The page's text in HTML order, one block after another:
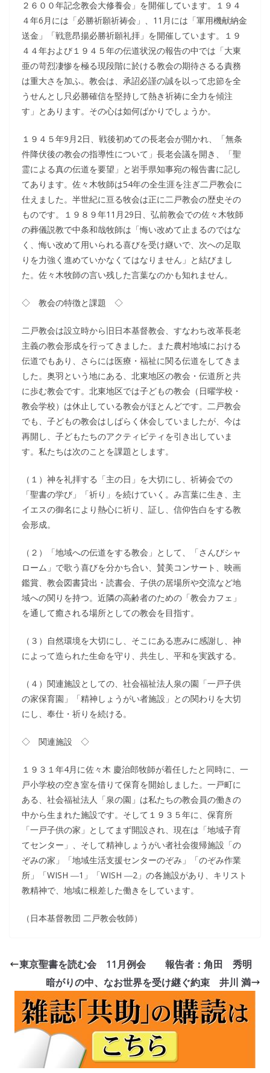
２６００年記念教会大修養会」を開催しています。１９４
４年6月には「必勝祈願祈祷会」、11月には「軍用機献納金
送金」「戦意昂揚必勝祈願礼拝」を開催しています。１９
４４年および１９４５年の伝道状況の報告の中では「大東
亜の苛烈凄惨を極る現段階に於ける教会の期待さるる責務
は重大さを加ふ。教会は、承詔必謹の誠を以って忠節を全
うせんとし只必勝確信を堅持して熱き祈祷に全力を傾注
す」とあります。その心は如何ばかりでしょうか。
１９４５年9月2日、戦後初めての長老会が開かれ、「無条
件降伏後の教会の指導性について」長老会議を開き、「聖
霊による真の伝道を要望」と岩手県知事宛の報告書に記し
てあります。佐々木牧師は54年の全生涯を注ぎ二戸教会に
仕えました。半世紀に亘る牧会は正に二戸教会の歴史その
ものです。１９８９年11月29日、弘前教会での佐々木牧師
の葬儀説教で中条和哉牧師は「悔い改めて止まるのではな
く、悔い改めて用いられる喜びを受け継いで、次への足取
りを力強く進めていかなくてはなりません」と結びまし
た。佐々木牧師の言い残した言葉なのかも知れません。
◇ 教会の特徴と課題 ◇
二戸教会は設立時から旧日本基督教会、すなわち改革長老
主義の教会形成を行ってきました。また農村地域における
伝道でもあり、さらには医療・福祉に関る伝道をしてきま
した。奥羽という地にある、北東地区の教会・伝道所と共
に歩む教会です。北東地区では子どもの教会（日曜学校・
教会学校）は休止している教会がほとんどです。二戸教会
でも、子どもの教会はしばらく休会していましたが、今は
再開し、子どもたちのアクティビティを引き出していま
す。私たちは次のことを課題とします。
（１）神を礼拝する「主の日」を大切にし、祈祷会での
「聖書の学び」「祈り」を続けていく。み言葉に生き、主
イエスの御名により熱心に祈り、証し、信仰告白をする教
会形成。
（２）「地域への伝道をする教会」として、「さんびシャ
ローム」で歌う喜びを分かち合い、賛美コンサート、映画
鑑賞、教会図書貸出・読書会、子供の居場所や交流など地
域への関りを持つ。近隣の高齢者のための「教会カフェ」
を通して癒される場所としての教会を目指す。
（３）自然環境を大切にし、そこにある恵みに感謝し、神
によって造られた生命を守り、共生し、平和を実践する。
（４）関連施設としての、社会福祉法人泉の園「一戸子供
の家保育園」「精神しょうがい者施設」との関わりを大切
にし、奉仕・祈りを続ける。
◇ 関連施設 ◇
１９３１年4月に佐々木 慶治郎牧師が着任したと同時に、一
戸小学校の空き室を借りて保育を開始しました。一戸町に
ある、社会福祉法人「泉の園」は私たちの教会員の働きの
中から生まれた施設です。そして１９３５年に、保育所
「一戸子供の家」としてまず開設され、現在は「地域子育
てセンター」、そして精神しょうがい者社会復帰施設「の
ぞみの家」「地域生活支援センターのぞみ」「のぞみ作業
所」「WISH ―1」「WISH ―2」の各施設があり、キリスト
教精神で、地域に根差した働きをしています。
（日本基督教団 二戸教会牧師）
東京聖書を読む会 11月例会 報告者：角田 秀明
暗がりの中、なお世界を受け継ぐ約束 井川 満